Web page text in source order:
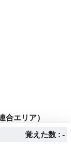
合エリア）
覚えた数 : -